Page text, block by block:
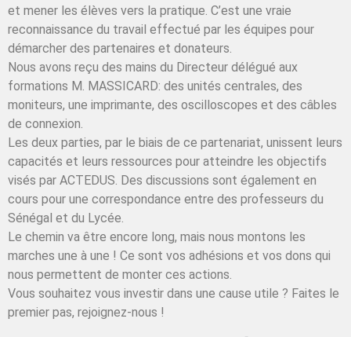
et mener les élèves vers la pratique. C’est une vraie
reconnaissance du travail effectué par les équipes pour
démarcher des partenaires et donateurs.
Nous avons reçu des mains du Directeur délégué aux
formations M. MASSICARD: des unités centrales, des
moniteurs, une imprimante, des oscilloscopes et des câbles
de connexion.
Les deux parties, par le biais de ce partenariat, unissent leurs
capacités et leurs ressources pour atteindre les objectifs
visés par ACTEDUS. Des discussions sont également en
cours pour une correspondance entre des professeurs du
Sénégal et du Lycée.
Le chemin va être encore long, mais nous montons les
marches une à une ! Ce sont vos adhésions et vos dons qui
nous permettent de monter ces actions.
Vous souhaitez vous investir dans une cause utile ? Faites le
premier pas, rejoignez-nous !